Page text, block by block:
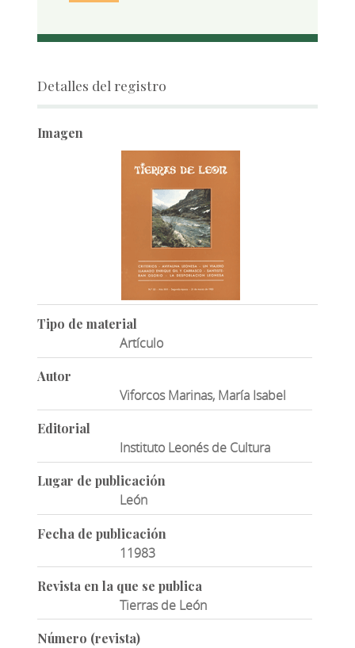
Detalles del registro
Imagen
Tipo de material
Artículo
Autor
Viforcos Marinas, María Isabel
Editorial
Instituto Leonés de Cultura
Lugar de publicación
León
Fecha de publicación
11983
Revista en la que se publica
Tierras de León
Número (revista)